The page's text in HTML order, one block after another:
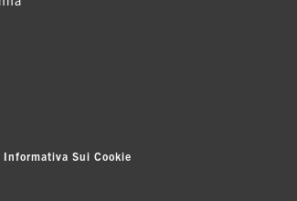
Informativa Sui Cookie